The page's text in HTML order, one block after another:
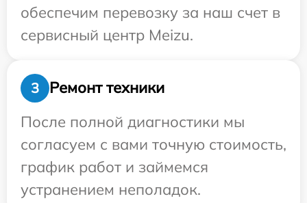
обеспечим перевозку за наш счет в
сервисный центр Meizu.
3
Ремонт техники
После полной диагностики мы
согласуем с вами точную стоимость,
график работ и займемся
устранением неполадок.